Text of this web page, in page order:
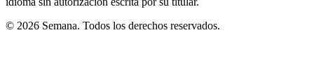
© 2026 Semana. Todos los derechos reservados.